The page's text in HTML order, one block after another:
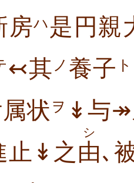
房ハ是円親
↢其 ノ 養子 ト
状 ヲ ↡与
止↡之 由
シ
､